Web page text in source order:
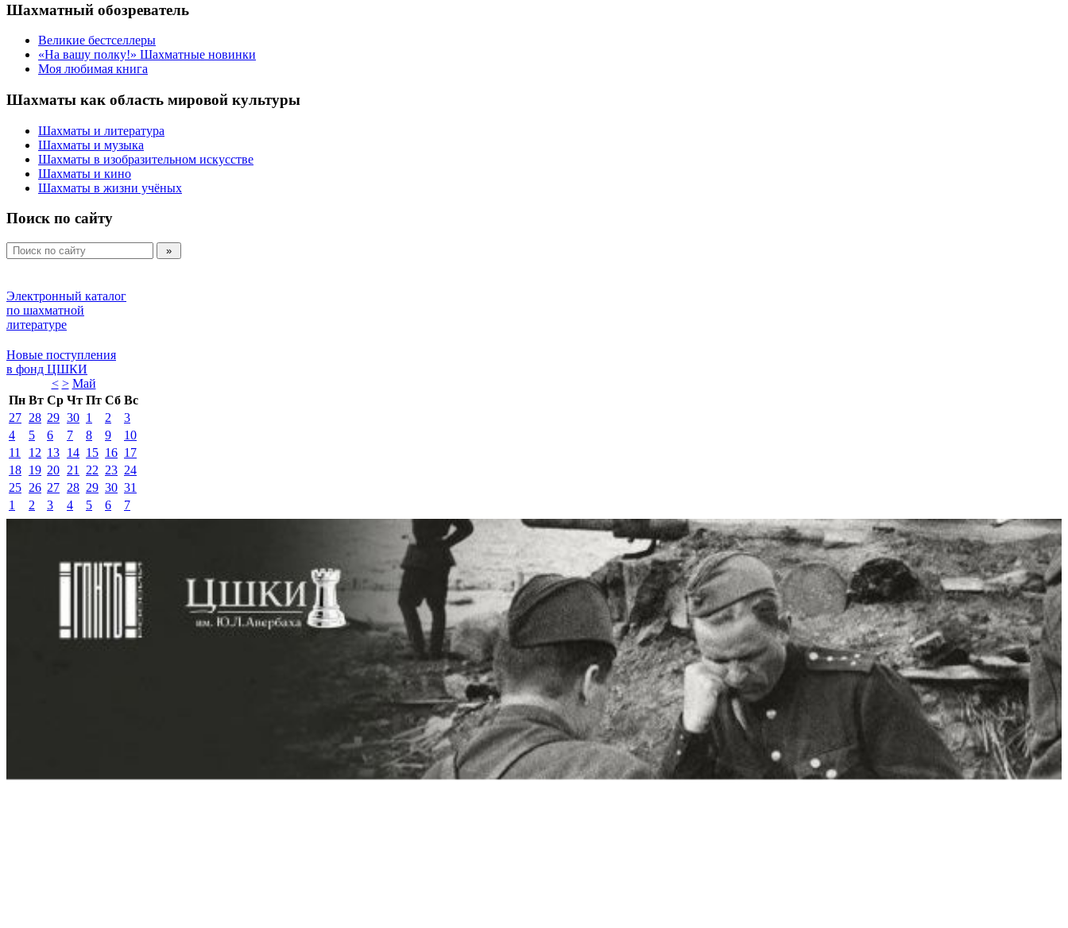
Шахматный обозреватель
Великие бестселлеры
«На вашу полку!» Шахматные новинки
Моя любимая книга
Шахматы как область мировой культуры
Шахматы и литература
Шахматы и музыка
Шахматы в изобразительном искусстве
Шахматы и кино
Шахматы в жизни учёных
Поиск по сайту
Электронный каталог
по шахматной
литературе
Новые поступления
в фонд ЦШКИ
< > Май
Пн Вт Ср Чт Пт Сб Вс
27 28 29 30 1 2
3
4
5 6 7 8 9
10
11
12 13 14 15 16 17
18 19 20 21 22 23 24
25 26 27 28 29 30 31
1
2 3 4 5 6 7